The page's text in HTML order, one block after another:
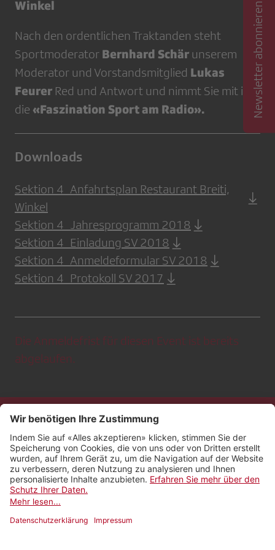
Winkel
Nach den ordentlichen Traktanden steht
Sportmoderator Bernhard Schär unserem
Moderator und Vorstandsmitglied Lukas
Feurer Red und Antwort und nimmt Sie mit in
die «Faszination Sport am Radio».
Downloads
Sektion 4_Anfahrtsplan Restaurant Breiti,
Winkel
Sektion 4_Jahresprogramm 2018
Sektion 4_Einladung SV 2018
Sektion 4_Anmeldeformular SV 2018
Sektion 4_Protokoll SV 2017
Die Anmeldefrist für diesen Event ist bereits
abgelaufen.
Newsletter abonnieren
Kontakt
Impressum
Rechtliches
Netiquette